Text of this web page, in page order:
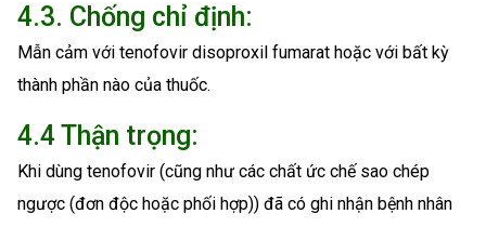
4.3. Chống chỉ định:
Mẫn cảm với tenofovir disoproxil fumarat hoặc với bất kỳ
thành phần nào của thuốc.
4.4 Thận trọng:
Khi dùng tenofovir (cũng như các chất ức chế sao chép
ngược (đơn độc hoặc phối hợp)) đã có ghi nhận bệnh nhân